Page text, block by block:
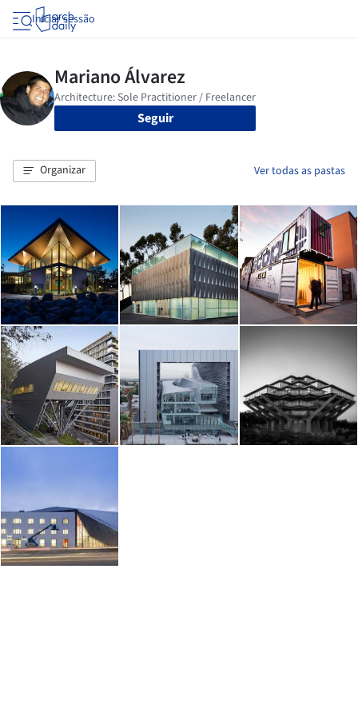
Iniciar sessão
Seguir
Organizar Ver todas as pastas